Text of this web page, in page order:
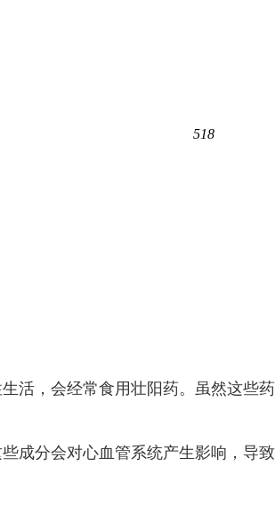
518
活，会经常食用壮阳药。虽然这些
成分会对心血管系统产生影响，导